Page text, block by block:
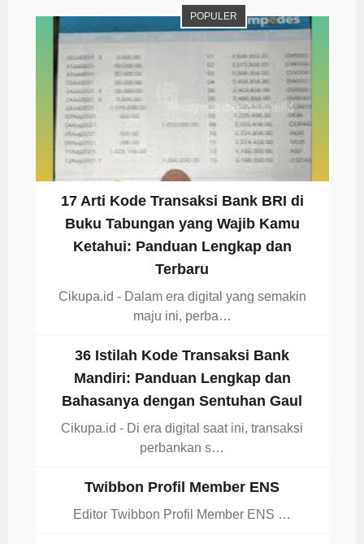
POPULER
17 Arti Kode Transaksi Bank BRI di
Buku Tabungan yang Wajib Kamu
Ketahui: Panduan Lengkap dan
Terbaru
Cikupa.id - Dalam era digital yang semakin
maju ini, perba…
36 Istilah Kode Transaksi Bank
Mandiri: Panduan Lengkap dan
Bahasanya dengan Sentuhan Gaul
Cikupa.id - Di era digital saat ini, transaksi
perbankan s…
Twibbon Profil Member ENS
Editor Twibbon Profil Member ENS …